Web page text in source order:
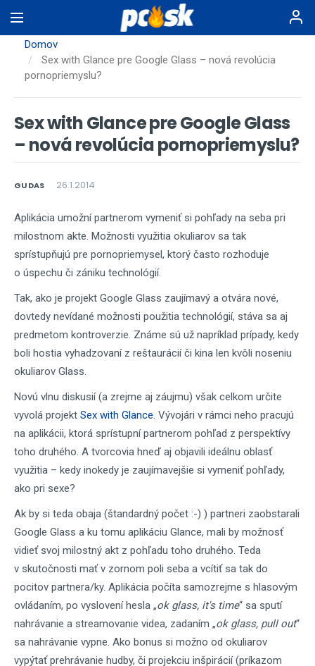
na
hlavnýDomov
Sex with Glance pre Google Glass – nová revolúcia
pornopriemyslu?
Sex with Glance pre Google Glass
– nová revolúcia pornopriemyslu?
GUDAS 26.1.2014
Aplikácia umožní partnerom vymeniť si pohľady na seba pri
milostnom akte. Možnosti využitia okuliarov sa tak
sprístupňujú pre pornopriemysel, ktorý často rozhoduje
o úspechu či zániku technológií.
Tak, ako je projekt Google Glass zaujímavý a otvára nové,
dovtedy nevídané možnosti použitia technológií, stáva sa aj
predmetom kontroverzie. Známe sú už napríklad prípady, kedy
boli hostia vyhadzovaní z reštaurácií či kina len kvôli noseniu
okuliarov Glass.
Novú vlnu diskusií (a zrejme aj záujmu) však celkom určite
vyvolá projekt Sex with Glance. Vývojári v rámci neho pracujú
na aplikácii, ktorá sprístupní partnerom pohľad z perspektívy
toho druhého. A tvorcovia hneď aj objavili ideálnu oblasť
využitia – kedy inokedy je zaujímavejšie si vymeniť pohľady,
ako pri sexe?
Ak by si teda obaja (štandardný počet :-) ) partneri zaobstarali
Google Glass a ku tomu aplikáciu Glance, mali by možnosť
vidieť svoj milostný akt z pohľadu toho druhého. Teda
v skutočnosti mať v zornom poli seba a vcítiť sa tak do
pocitov partnera/ky. Aplikácia počíta samozrejme s hlasovým
ovládaním, po vyslovení hesla „ok glass, it's time“ sa sputí
nahrávanie a streamovanie videa, zadaním „ok glass, pull out“
sa nahrávanie vypne. Ako bonus si možno od okuliarov
vypýtať prehrávanie hudby, či projekciu inšpirácií (príkazom